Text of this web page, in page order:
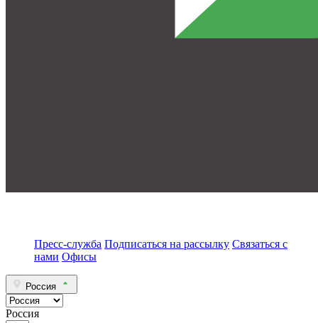
Пресс-служба Подписаться на рассылку Связаться с
нами Офисы
Россия
Россия